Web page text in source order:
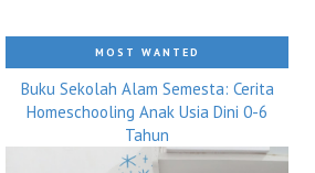
MOST WANTED
Buku Sekolah Alam Semesta: Cerita
Homeschooling Anak Usia Dini 0-6
Tahun